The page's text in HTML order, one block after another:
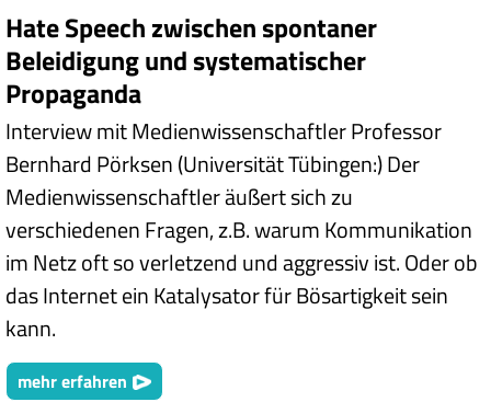
Hate Speech zwischen spontaner
Beleidigung und systematischer
Propaganda
Interview mit Medienwissenschaftler Professor
Bernhard Pörksen (Universität Tübingen:) Der
Medienwissenschaftler äußert sich zu
verschiedenen Fragen, z.B. warum Kommunikation
im Netz oft so verletzend und aggressiv ist. Oder ob
das Internet ein Katalysator für Bösartigkeit sein
kann.
mehr erfahren